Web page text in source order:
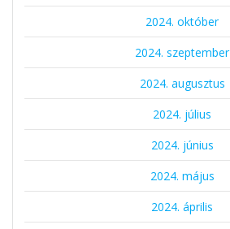
2024. október
2024. szeptember
2024. augusztus
2024. július
2024. június
2024. május
2024. április